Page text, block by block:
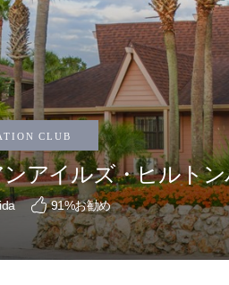
アイルズ・ヒルト
91%お勧め